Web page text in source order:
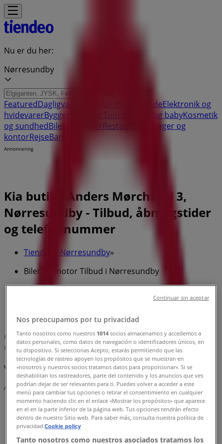
Nu er du her:
Nørresundby
FeaturedDagligvarer ModeElektronik og
hvidevarerByggemarkeder Sport Legetøj og babyKosmetik
og sundhedBiler og motorRestauranter
Bøger og
kontorRejseBanker
Annoncering
Kia butik - Anders Mørchsvej 3,
Nørresundby - Tilbud, åbningstider
og telefonnummer
Tiendeo i Nørresundby»
Biler og motor Tilbud i Nørresundby
Kia | Anders Mørchsvej 3
Kort
96 32 22 22
Kort
96 32 22 22
Vi offentliggør snart tilbud fra Kia
Annoncering
Nos preocupamos por tu privacidad
Tanto nosotros como nuestros 1014 socios almacenamos y accedemos a
datos personales, como datos de navegación o identificadores únicos, en
tu dispositivo. Si seleccionas Acepto, estarás permitiendo que las
tecnologías de rastreo apoyen los propósitos que se muestran en
«nosotros y nuestros socios tratamos datos para proporcionar». Si se
deshabilitan los rastreadores, parte del contenido y los anuncios que ves
podrían dejar de ser relevantes para ti. Puedes volver a acceder a este
menú para cambiar tus opciones o retirar el consentimiento en cualquier
momento haciendo clic en el enlace «Mostrar los propósitos» que aparece
en el en la parte inferior de la página web. Tus opciones tendrán efecto
dentro de nuestro Sitio web. Para saber más, consulta nuestra política de
privacidad.Cookie policy
Tanto nosotros como nuestros asociados tratamos los
Continuar sin aceptar